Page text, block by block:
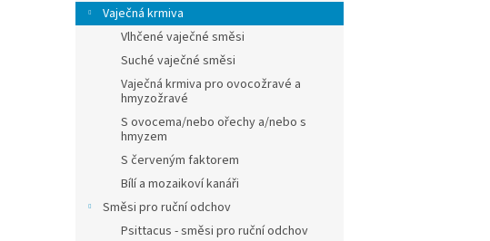
Vaječná krmiva
Vlhčené vaječné směsi
Suché vaječné směsi
Vaječná krmiva pro ovocožravé a
hmyzožravé
S ovocema/nebo ořechy a/nebo s
hmyzem
S červeným faktorem
Bílí a mozaikoví kanáři
Směsi pro ruční odchov
Psittacus - směsi pro ruční odchov